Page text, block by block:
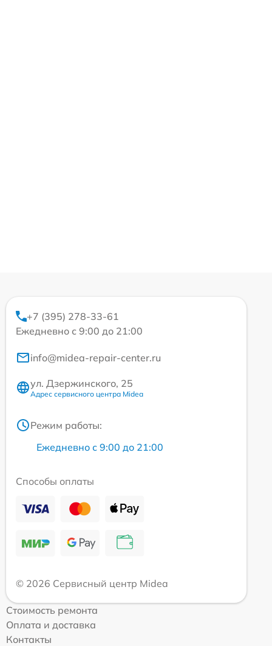
+7 (395) 278-33-61
Ежедневно с 9:00 до 21:00
info@midea-repair-center.ru
ул. Дзержинского, 25
Адрес сервисного центра Midea
Режим работы:
Ежедневно с 9:00 до 21:00
Способы оплаты
© 2026 Сервисный центр Midea
Стоимость ремонта
Оплата и доставка
Контакты